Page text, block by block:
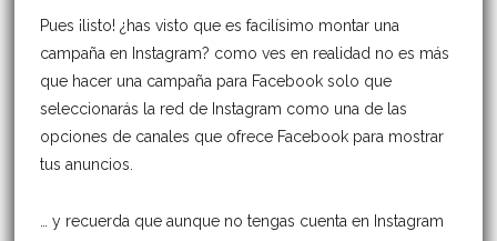
Pues ¡listo! ¿has visto que es facilísimo montar una
campaña en Instagram? como ves en realidad no es más
que hacer una campaña para Facebook solo que
seleccionarás la red de Instagram como una de las
opciones de canales que ofrece Facebook para mostrar
tus anuncios.
… y recuerda que aunque no tengas cuenta en Instagram